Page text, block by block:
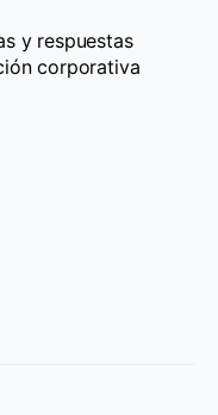
y respuestas
corporativa